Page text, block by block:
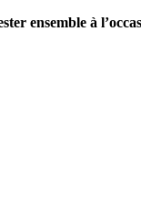
ensemble à